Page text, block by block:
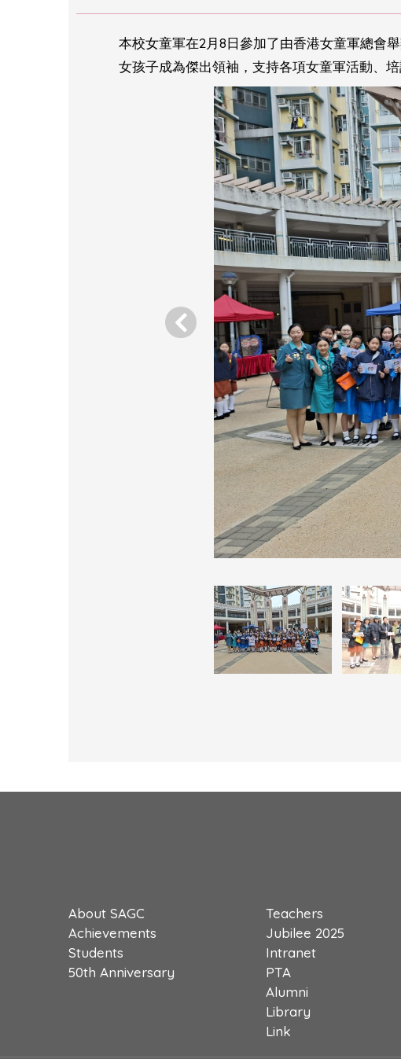
本校女童軍在2月8日參加了由香港女童軍總會
女孩子成為傑出領袖，支持各項女童軍活動、培
About SAGC
Achievements
Students
50th Anniversary
Teachers
Jubilee 2025
Intranet
PTA
Alumni
Library
Link